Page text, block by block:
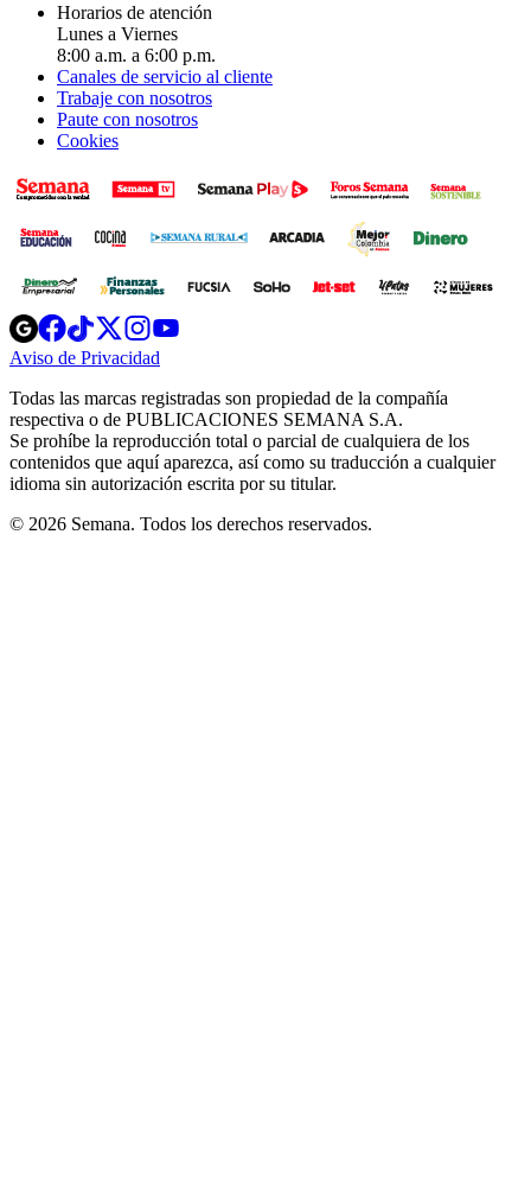
Horarios de atención
Lunes a Viernes
8:00 a.m. a 6:00 p.m.
Canales de servicio al cliente
Trabaje con nosotros
Paute con nosotros
Cookies
Opens
in
new
Opens
in
new
Opens
in
new
window
Opens
new
windowwindow
Aviso de Privacidad
new
window
Todas las marcas registradas son propiedad de la compañía
respectiva o de PUBLICACIONES SEMANA S.A.
Se prohíbe la reproducción total o parcial de cualquiera de los
contenidos que aquí aparezca, así como su traducción a cualquier
idioma sin autorización escrita por su titular.
© 2026 Semana. Todos los derechos reservados.